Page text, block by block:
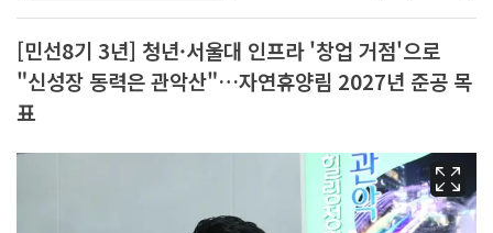
[민선8기 3년] 청년·서울대 인프라 '창업 거점'으로
"신성장 동력은 관악산"…자연휴양림 2027년 준공 목
표